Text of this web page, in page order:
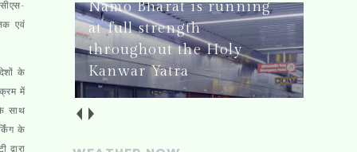
एवं
के
में
साथ
के
Namo Bharat is running
at full strength
throughout the Holy
Kanwar Yatra